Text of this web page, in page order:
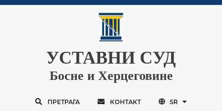
УСТАВНИ СУД
Босне и Херцеговине
ПРЕТРАГА КОНТАКТ SR